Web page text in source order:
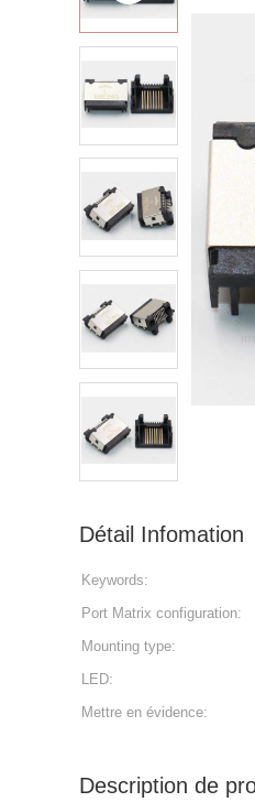
Détail Infomation
Keywords:
Port Matrix configuration:
Mounting type:
LED:
Mettre en évidence:
Description de